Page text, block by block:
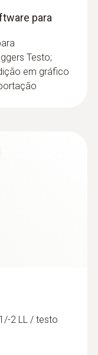
para
Testo;
em gráfico
2 LL / testo